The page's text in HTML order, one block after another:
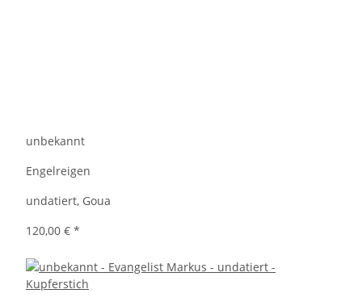
unbekannt
Engelreigen
undatiert, Goua
120,00 € *